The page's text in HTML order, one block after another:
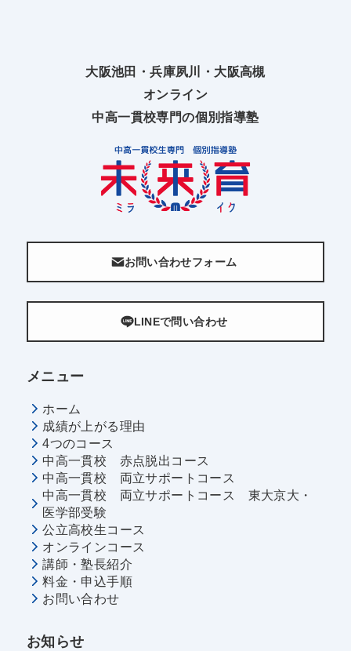
大阪池田・兵庫夙川・大阪高槻
オンライン
中高一貫校専門の個別指導塾
お問い合わせフォーム
LINEで問い合わせ
メニュー
ホーム
成績が上がる理由
4つのコース
中高一貫校 赤点脱出コース
中高一貫校 両立サポートコース
中高一貫校 両立サポートコース 東大京大・
医学部受験
公立高校生コース
オンラインコース
講師・塾長紹介
料金・申込手順
お問い合わせ
お知らせ